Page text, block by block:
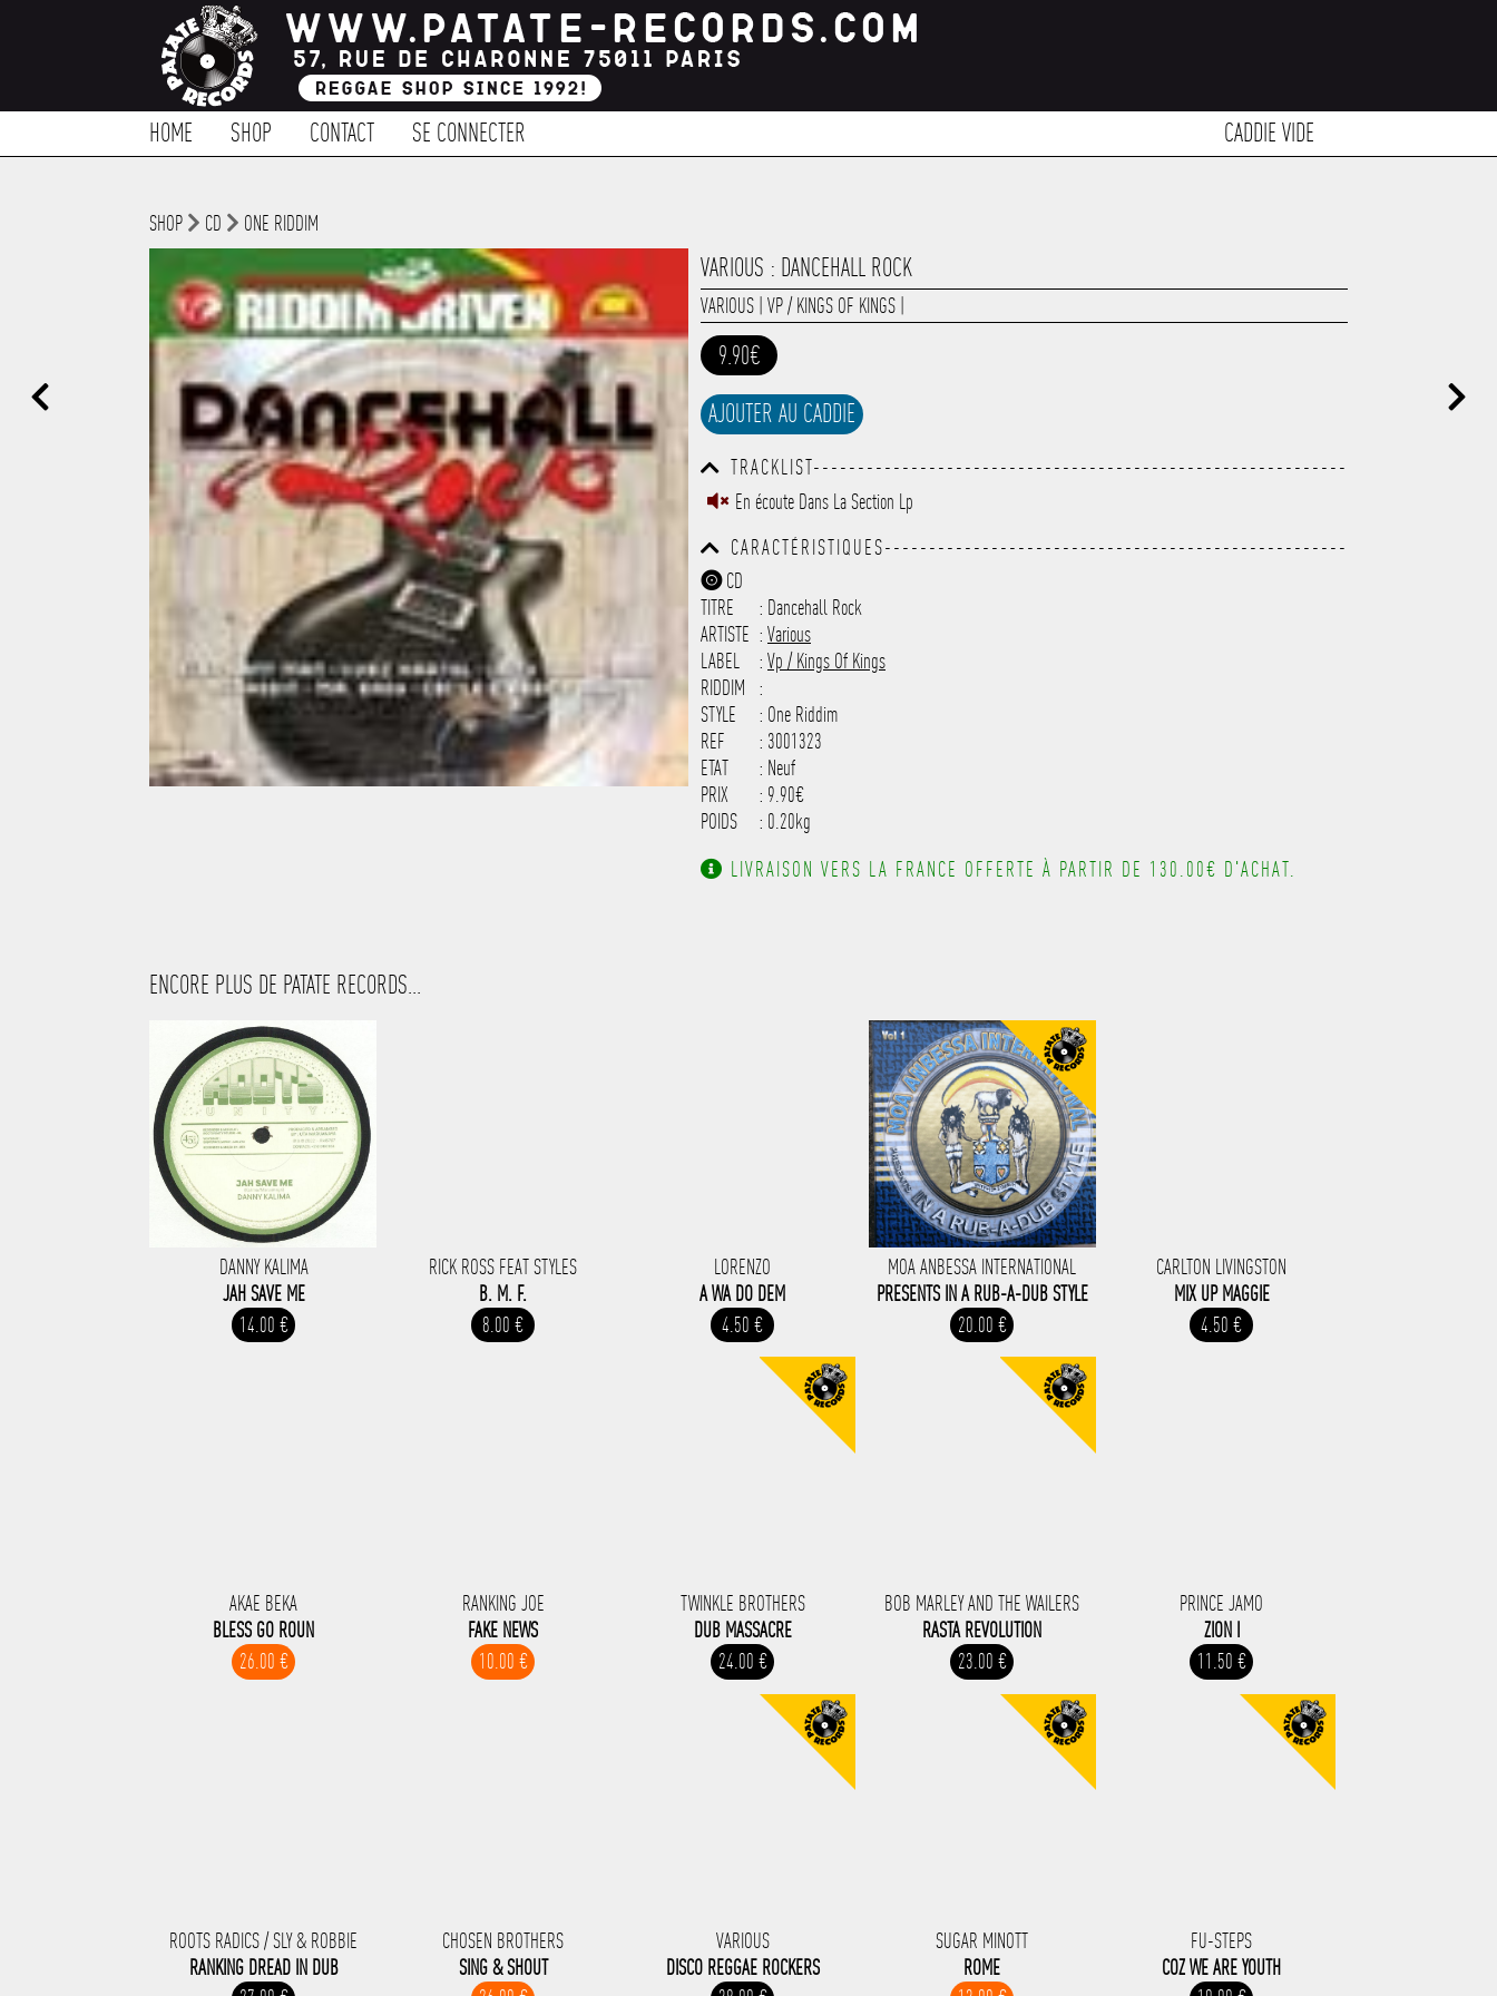
HOME SHOP CONTACT SE CONNECTER CADDIE VIDE
SHOP CD ONE RIDDIM
VARIOUS : DANCEHALL ROCK
VARIOUS VP / KINGS OF KINGS
9.90€
AJOUTER AU CADDIE
TRACKLIST------------------------------------------------------------
---------------------------------------------------------------------
---------------------------------------------------------------------
-----------
En écoute Dans La Section Lp
CARACTÉRISTIQUES----------------------------------------------------
---------------------------------------------------------------------
---------------------------------------------------------------------
-------------------
CD
TITRE
: Dancehall Rock
ARTISTE : Various
LABEL
: Vp / Kings Of Kings
RIDDIM
:
STYLE
: One Riddim
REF
: 3001323
ETAT
: Neuf
PRIX
: 9.90€
POIDS
: 0.20kg
LIVRAISON VERS LA FRANCE OFFERTE À PARTIR DE 130.00€ D'ACHAT.
ENCORE PLUS DE PATATE RECORDS...
DANNY KALIMA
JAH SAVE ME
14.00 €
RICK ROSS FEAT STYLES
B. M. F.
8.00 €
LORENZO
A WA DO DEM
4.50 €
MOA ANBESSA INTERNATIONAL
PRESENTS IN A RUB-A-DUB STYLE
20.00 €
CARLTON LIVINGSTON
MIX UP MAGGIE
4.50 €
AKAE BEKA
BLESS GO ROUN
26.00 €
RANKING JOE
FAKE NEWS
10.00 €
TWINKLE BROTHERS
DUB MASSACRE
24.00 €
BOB MARLEY AND THE WAILERS
RASTA REVOLUTION
23.00 €
PRINCE JAMO
ZION I
11.50 €
ROOTS RADICS / SLY & ROBBIE
RANKING DREAD IN DUB
CHOSEN BROTHERS
SING & SHOUT
VARIOUS
DISCO REGGAE ROCKERS
SUGAR MINOTT
ROME
FU-STEPS
COZ WE ARE YOUTH